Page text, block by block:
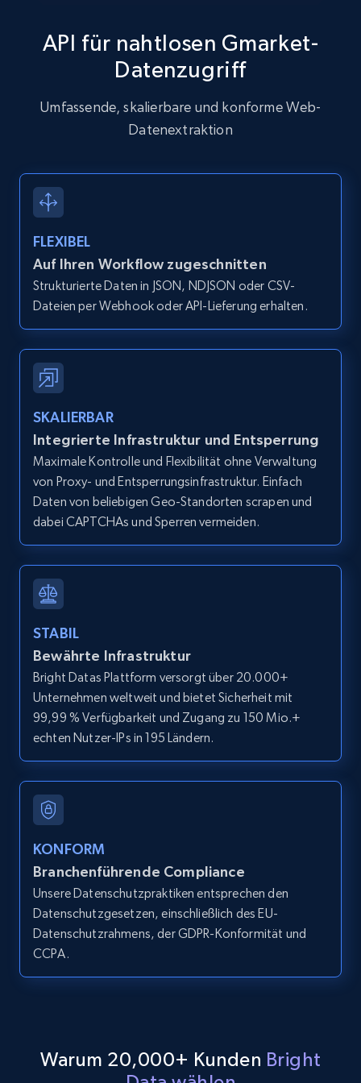
Zillow properties listing information
Zpid, City, State, HomeStatus, Address,
IsListingClaimedByCurrentSignedInUser,
IsCurrentSignedInAgentResponsible, Bedrooms,
Zillow properties listing information -
Discover by custom filters - location, home
type and status
IsCurrentSignedInAgentResponsible, Bedrooms,
and more.
12K+ 1.3K+ Gratis testen
Zillow properties listing information -
Zpid, City, State, HomeStatus, Address,
IsListingClaimedByCurrentSignedInUser,
and more.
12K+ 1.3K+ Gratis testen
URL, ID, User id, Use url, Title, Headline, Post
text, Date posted, and more.
11.3K+
LinkedIn posts - Discover user's articles by
URL
API für nahtlosen Gmarket-
Datenzugriff
Umfassende, skalierbare und konforme Web-
Datenextraktion
FLEXIBEL
Auf Ihren Workflow zugeschnitten
Strukturierte Daten in JSON, NDJSON oder CSV-
Dateien per Webhook oder API-Lieferung erhalten.
SKALIERBAR
Integrierte Infrastruktur und Entsperrung
Maximale Kontrolle und Flexibilität ohne Verwaltung
von Proxy- und Entsperrungsinfrastruktur. Einfach
Daten von beliebigen Geo-Standorten scrapen und
dabei CAPTCHAs und Sperren vermeiden.
STABIL
Bewährte Infrastruktur
Bright Datas Plattform versorgt über 20.000+
Unternehmen weltweit und bietet Sicherheit mit
99,99 % Verfügbarkeit und Zugang zu 150 Mio.+
echten Nutzer-IPs in 195 Ländern.
KONFORM
Branchenführende Compliance
Unsere Datenschutzpraktiken entsprechen den
Datenschutzgesetzen, einschließlich des EU-
Datenschutzrahmens, der GDPR-Konformität und
CCPA.
Warum 20,000+ Kunden Bright